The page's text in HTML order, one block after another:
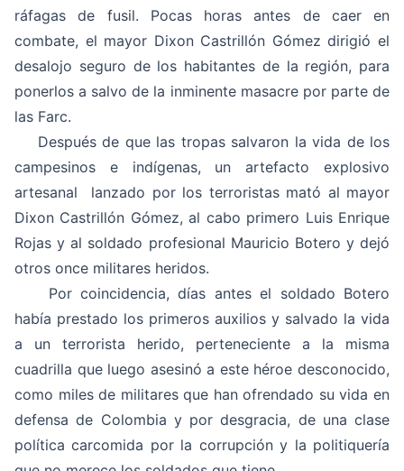
ráfagas de fusil. Pocas horas antes de caer en
combate, el mayor Dixon Castrillón Gómez dirigió el
desalojo seguro de los habitantes de la región, para
ponerlos a salvo de la inminente masacre por parte de
las Farc.
Después de que las tropas salvaron la vida de los
campesinos e indígenas, un artefacto explosivo
artesanal lanzado por los terroristas mató al mayor
Dixon Castrillón Gómez, al cabo primero Luis Enrique
Rojas y al soldado profesional Mauricio Botero y dejó
otros once militares heridos.
Por coincidencia, días antes el soldado Botero
había prestado los primeros auxilios y salvado la vida
a un terrorista herido, perteneciente a la misma
cuadrilla que luego asesinó a este héroe desconocido,
como miles de militares que han ofrendado su vida en
defensa de Colombia y por desgracia, de una clase
política carcomida por la corrupción y la politiquería